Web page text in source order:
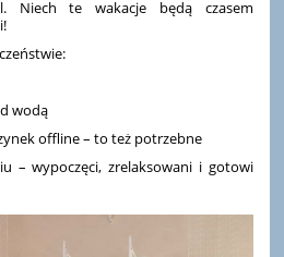
Niech te wakacje będą czasem
wodą
offline – to też potrzebne
– wypoczęci, zrelaksowani i gotowi